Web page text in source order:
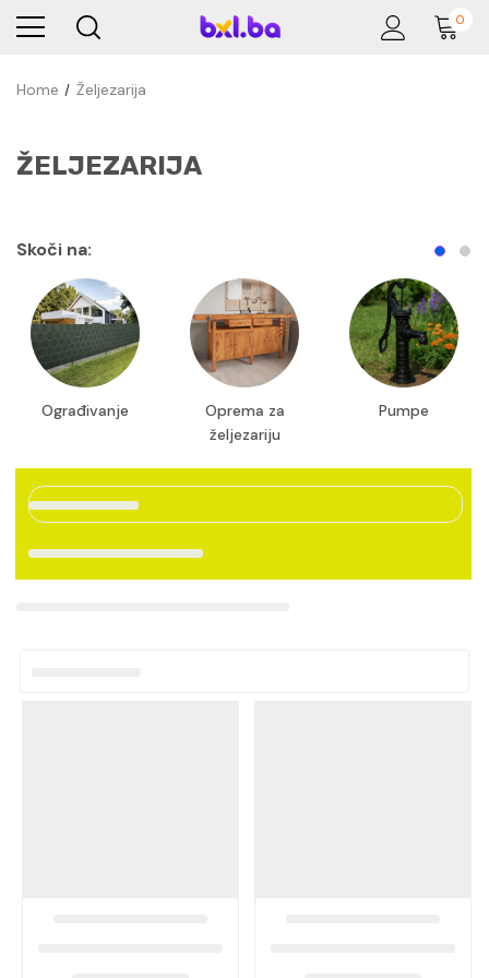
0
Home Željezarija
ŽELJEZARIJA
Skoči na:
Ograđivanje
Oprema za
željezariju
Pumpe